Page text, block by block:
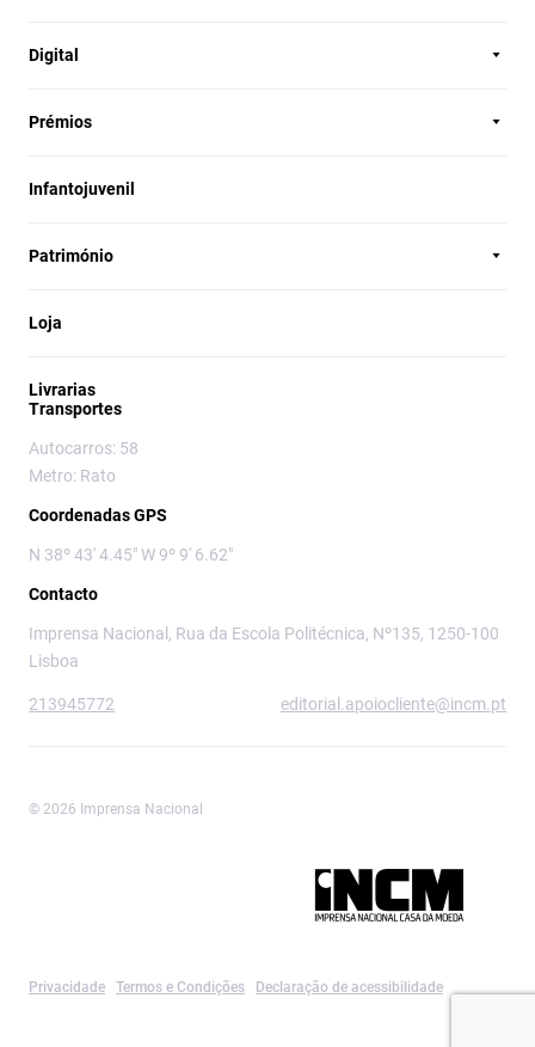
Digital
Prémios
Infantojuvenil
Património
Loja
Livrarias
Transportes
Autocarros: 58
Metro: Rato
Coordenadas GPS
N 38º 43' 4.45" W 9º 9' 6.62"
Contacto
Imprensa Nacional, Rua da Escola Politécnica, Nº135, 1250-100
Lisboa
213945772 editorial.apoiocliente@incm.pt
© 2026 Imprensa Nacional
Privacidade Termos e Condições Declaração de acessibilidade